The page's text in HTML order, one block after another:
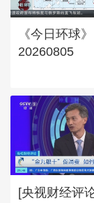
《今日环球》
20260805
[央视财经评